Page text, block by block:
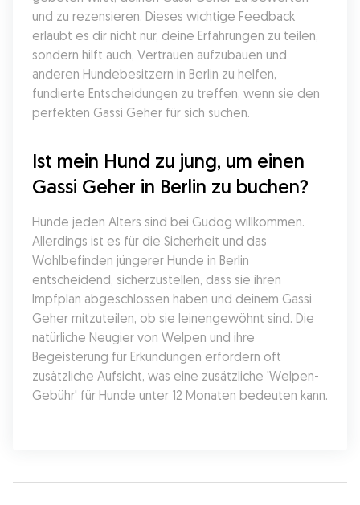
und zu rezensieren. Dieses wichtige Feedback
erlaubt es dir nicht nur, deine Erfahrungen zu teilen,
sondern hilft auch, Vertrauen aufzubauen und
anderen Hundebesitzern in Berlin zu helfen,
fundierte Entscheidungen zu treffen, wenn sie den
perfekten Gassi Geher für sich suchen.
Ist mein Hund zu jung, um einen
Gassi Geher in Berlin zu buchen?
Hunde jeden Alters sind bei Gudog willkommen.
Allerdings ist es für die Sicherheit und das
Wohlbefinden jüngerer Hunde in Berlin
entscheidend, sicherzustellen, dass sie ihren
Impfplan abgeschlossen haben und deinem Gassi
Geher mitzuteilen, ob sie leinengewöhnt sind. Die
natürliche Neugier von Welpen und ihre
Begeisterung für Erkundungen erfordern oft
zusätzliche Aufsicht, was eine zusätzliche 'Welpen-
Gebühr' für Hunde unter 12 Monaten bedeuten kann.